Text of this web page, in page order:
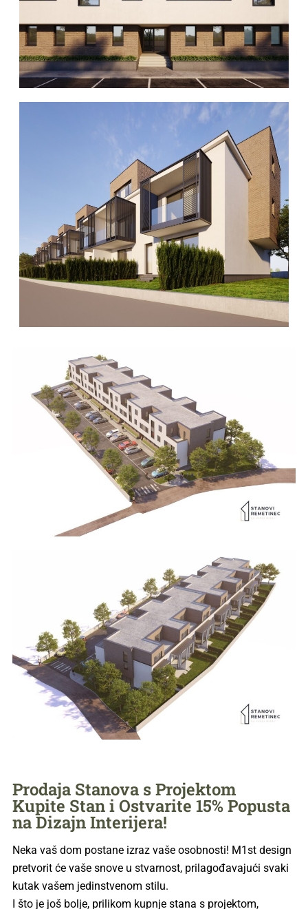
Prodaja Stanova s Projektom
Kupite Stan i Ostvarite 15% Popusta
na Dizajn Interijera!
Neka vaš dom postane izraz vaše osobnosti! M1st design
pretvorit će vaše snove u stvarnost, prilagođavajući svaki
kutak vašem jedinstvenom stilu.
I što je još bolje, prilikom kupnje stana s projektom,